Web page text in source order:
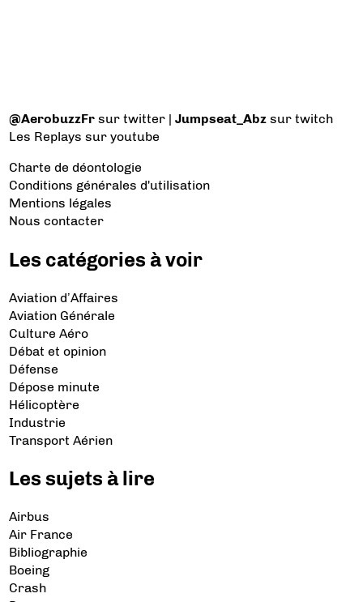
@AerobuzzFr sur twitter |Jumpseat_Abz sur twitch
Les Replays sur youtube
Charte de déontologie
Conditions générales d'utilisation
Mentions légales
Nous contacter
Les catégories à voir
Aviation d’Affaires
Aviation Générale
Culture Aéro
Débat et opinion
Défense
Dépose minute
Hélicoptère
Industrie
Transport Aérien
Les sujets à lire
Airbus
Air France
Bibliographie
Boeing
Crash